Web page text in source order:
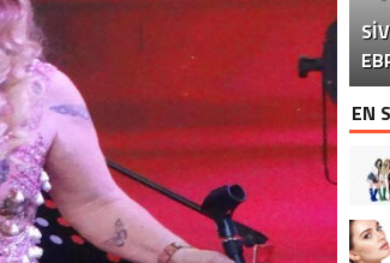
EN